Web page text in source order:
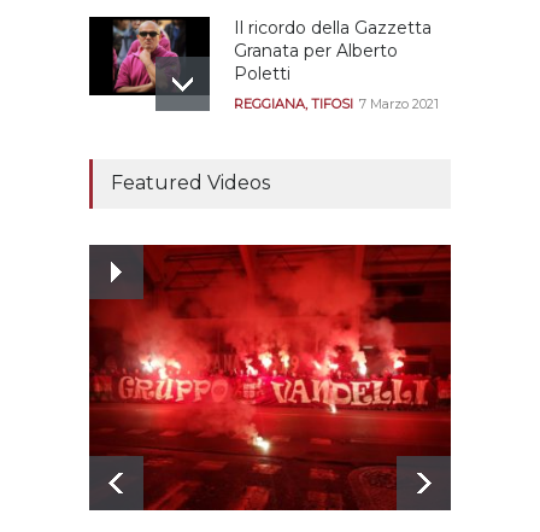
Il ricordo della Gazzetta
Granata per Alberto
Poletti
REGGIANA,TIFOSI 7 Marzo 2021
assistere agli allenamenti
Ecco le prove
dell’incongruenza delle
due sentenze
REGGIANA 15 Aprile 2021
Featured Videos